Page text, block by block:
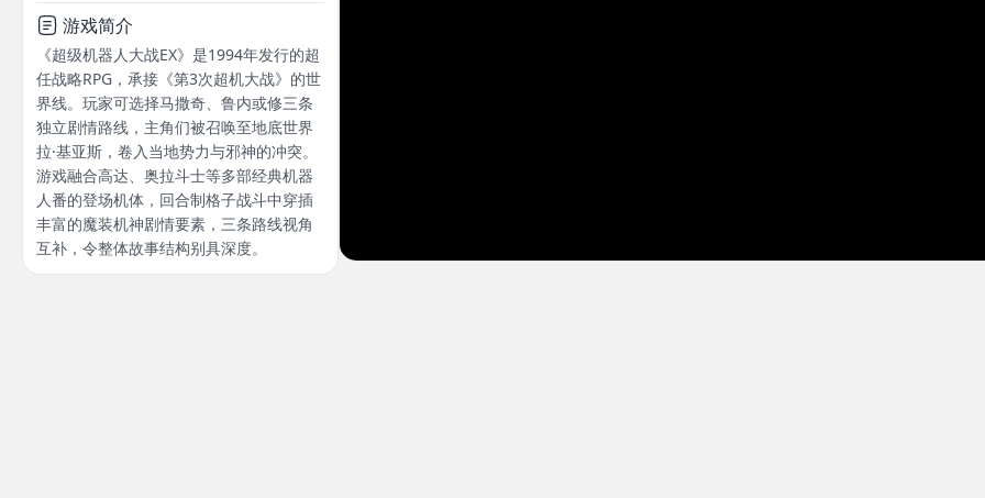
游戏简介
《超级机器人大战EX》是1994年发行的超
任战略RPG，承接《第3次超机大战》的世
界线。玩家可选择马撒奇、鲁内或修三条
独立剧情路线，主角们被召唤至地底世界
拉·基亚斯，卷入当地势力与邪神的冲突。
游戏融合高达、奥拉斗士等多部经典机器
人番的登场机体，回合制格子战斗中穿插
丰富的魔装机神剧情要素，三条路线视角
互补，令整体故事结构别具深度。